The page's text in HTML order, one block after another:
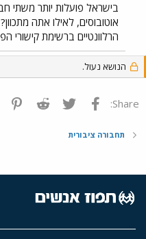
בישראל פועלות יותר משתי
אוטובוסים, לאילו אתה
הרלוונטיים ברשימת קישורי
הנושא נעול.
Share: פייסבוק Twitter
Reddit
תחבורה ציבורית